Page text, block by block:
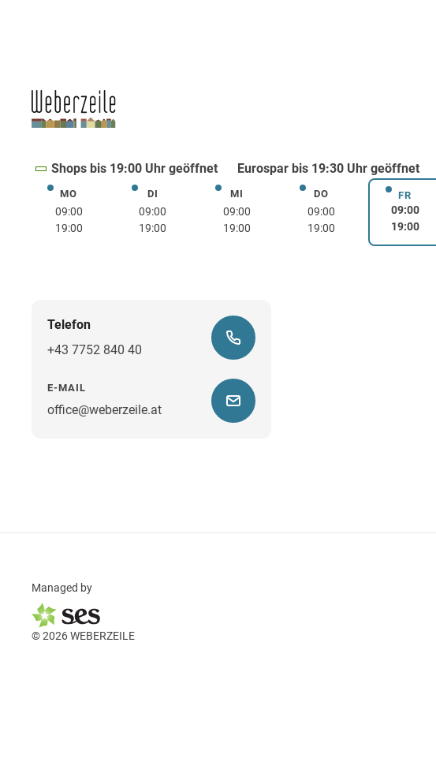
Shops bis 19:00 Uhr geöffnet Eurospar bis 19:30 Uhr geöffnet
MOMontag
09:00
19:00
DIDienstag
09:00
19:00
MIMittwoch
09:00
19:00
DODonnerstag
09:00
19:00
FRFreitag
09:00
19:00
Telefon
+43 7752 840 40
E-MAIL
office@weberzeile.at
Managed by
© 2026 WEBERZEILE